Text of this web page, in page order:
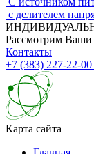
с делителем
Рассмотрим Ваши
Контакты
+7 (383) 227-22-00
Карта сайта